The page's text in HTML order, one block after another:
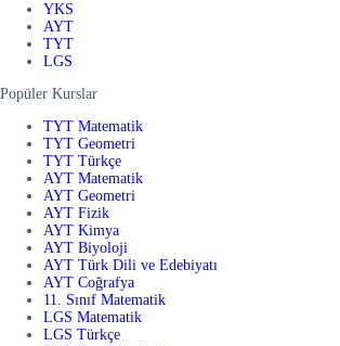
YKS
AYT
TYT
LGS
Popüler Kurslar
TYT Matematik
TYT Geometri
TYT Türkçe
AYT Matematik
AYT Geometri
AYT Fizik
AYT Kimya
AYT Biyoloji
AYT Türk Dili ve Edebiyatı
AYT Coğrafya
11. Sınıf Matematik
LGS Matematik
LGS Türkçe